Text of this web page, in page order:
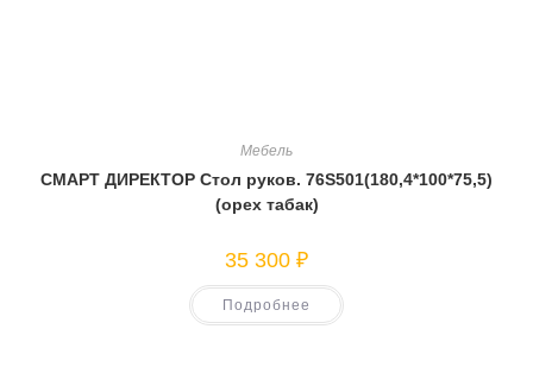
Мебель
СМАРТ ДИРЕКТОР Стол руков. 76S501(180,4*100*75,5)
(орех табак)
35 300 ₽
Подробнее